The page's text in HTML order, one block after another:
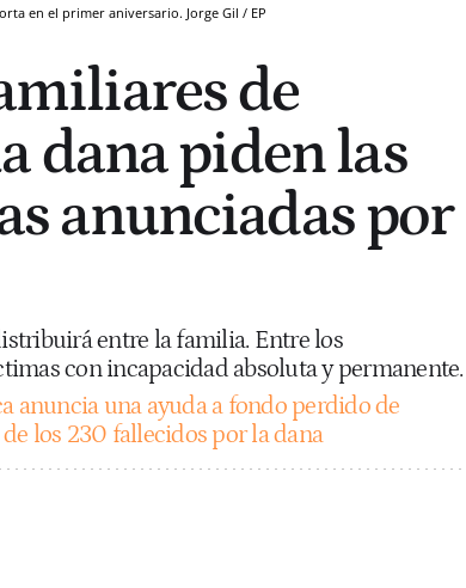
en el primer aniversario. Jorge Gil / EP
de
dana piden las
anunciadas por
entre la familia. Entre los
con incapacidad absoluta y
anuncia una ayuda a fondo perdido de
los 230 fallecidos por la dana